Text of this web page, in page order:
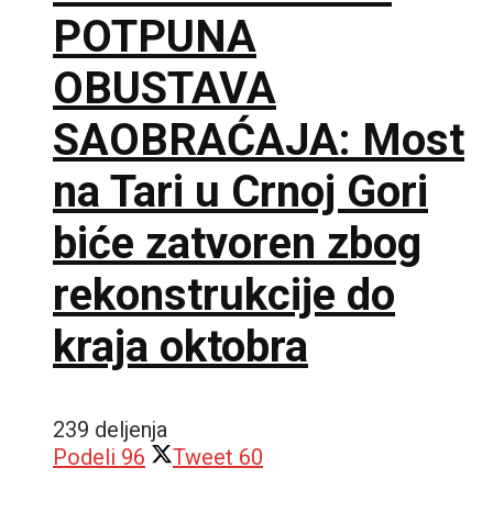
POTPUNA
OBUSTAVA
SAOBRAĆAJA: Most
na Tari u Crnoj Gori
biće zatvoren zbog
rekonstrukcije do
kraja oktobra
239 deljenja
Podeli 96 Tweet 60